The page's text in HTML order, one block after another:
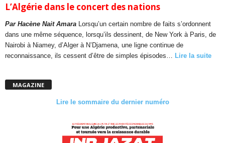
L’Algérie dans le concert des nations
Par Hacène Nait Amara
Lorsqu’un certain nombre de faits s’ordonnent
dans une même séquence, lorsqu’ils dessinent, de New York à Paris, de
Nairobi à Niamey, d’Alger à N’Djamena, une ligne continue de
reconnaissance, ils cessent d’être de simples épisodes…
Lire la suite
MAGAZINE
Lire le sommaire du dernier numéro